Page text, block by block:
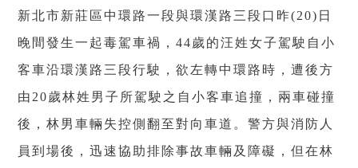
新北市新莊區中環路一段與環漢路三段口昨(20) 日
晚間發生一起毒駕車禍，44歲的汪姓女子駕駛自小
客車沿環漢路三段行駛，欲左轉中環路時，遭後方
由20歲林姓男子所駕駛之自小客車追撞，兩車碰撞
後，林男車輛失控側翻至對向車道。警方與消防人
員到場後，迅速協助排除事故車輛及障礙，但在林